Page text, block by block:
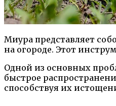
Миура представляет
на огороде. Этот
Одной из основных
быстрое
способствуя их